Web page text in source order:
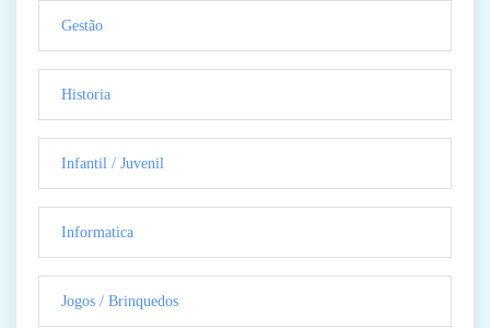
Gestão
Historia
Infantil / Juvenil
Informatica
Jogos / Brinquedos